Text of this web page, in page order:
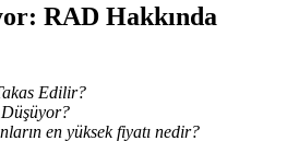
RAD Hakkında
Edilir?
en yüksek fiyatı nedir?